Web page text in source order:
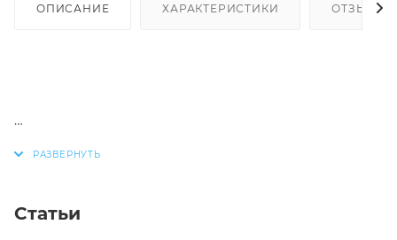
ОПИСАНИЕ ХАРАКТЕРИСТИКИ ОТЗЫВЫ
Статьи